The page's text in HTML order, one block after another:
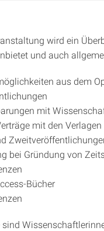
wird ein
und auch
aus dem
mit
mit den
bei Gründung von
Bücher